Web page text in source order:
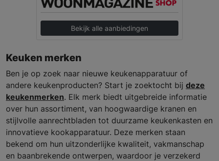
Bekijk alle aanbiedingen
Keuken merken
Ben je op zoek naar nieuwe keukenapparatuur of
andere keukenproducten? Start je zoektocht bij deze
keukenmerken. Elk merk biedt uitgebreide informatie
over hun assortiment, van hoogwaardige kranen en
stijlvolle aanrechtbladen tot duurzame keukenkasten en
innovatieve kookapparatuur. Deze merken staan
bekend om hun uitzonderlijke kwaliteit, vakmanschap
en baanbrekende ontwerpen, waardoor je verzekerd